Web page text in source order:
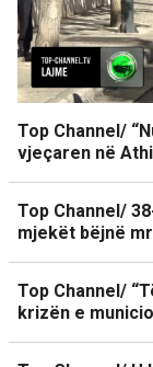
Top Channel/
vjeçaren në
Top Channel/
mjekët bëjnë
Top Channel/
krizën e